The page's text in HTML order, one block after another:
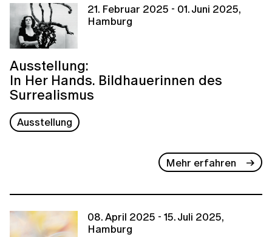
21. Februar 2025 - 01. Juni 2025,
Hamburg
Ausstellung:
In Her Hands. Bildhauerinnen des
Surrealismus
Ausstellung
Mehr erfahren
08. April 2025 - 15. Juli 2025,
Hamburg